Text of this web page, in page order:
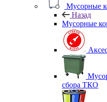
Мусорные
Назад
Мусорные
сбора ТКО